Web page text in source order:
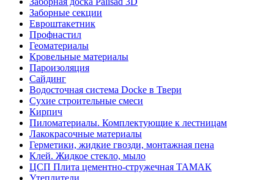
Заборные секции
Евроштакетник
Профнастил
Геоматериалы
Кровельные материалы
Пароизоляция
Сайдинг
Водосточная система Docke в Твери
Сухие строительные смеси
Кирпич
Пиломатериалы. Комплектующие к лестницам
Лакокрасочные материалы
Герметики, жидкие гвозди, монтажная пена
Клей. Жидкое стекло, мыло
ЦСП Плита цементно-стружечная ТАМАК
Утеплители